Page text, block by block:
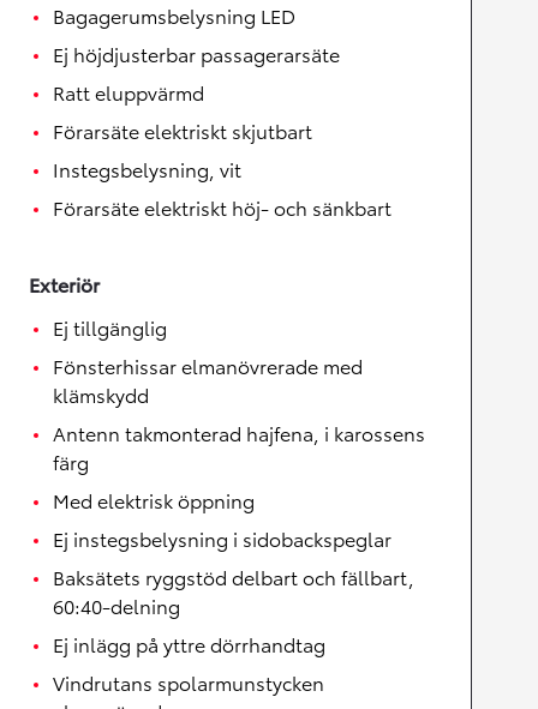
Bagagerumsbelysning LED
Ej höjdjusterbar passagerarsäte
Ratt eluppvärmd
Förarsäte elektriskt skjutbart
Instegsbelysning, vit
Förarsäte elektriskt höj- och sänkbart
Exteriör
Ej tillgänglig
Fönsterhissar elmanövrerade med
klämskydd
Antenn takmonterad hajfena, i karossens
färg
Med elektrisk öppning
Ej instegsbelysning i sidobackspeglar
Baksätets ryggstöd delbart och fällbart,
60:40-delning
Ej inlägg på yttre dörrhandtag
Vindrutans spolarmunstycken